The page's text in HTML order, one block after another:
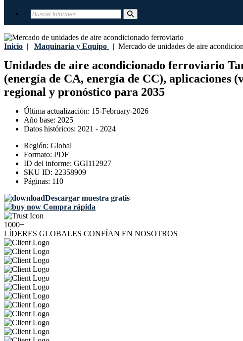
Inicio | Maquinaria y Equipo | Mercado de unidades de aire
Unidades de aire acondicionado ferroviario
(energía de CA, energía de CC), aplicaciones
regional y pronóstico para 2035
Última actualización: 15-February-2026
Año base: 2025
Datos históricos: 2021 - 2024
Región: Global
Formato: PDF
ID del informe: GGI112927
SKU ID: 22358909
Páginas: 110
Descargar muestra gratis
Compra rápida
1000+
LÍDERES GLOBALES CONFÍAN EN NOSOTROS